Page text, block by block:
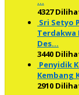
4327
Sri Setyo
Terdakwa
Des…
3440
Penyidik
Kembang
2910